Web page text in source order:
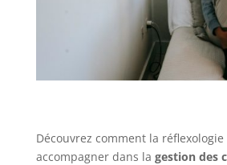
Découvrez comment la
accompagner dans la gestion des